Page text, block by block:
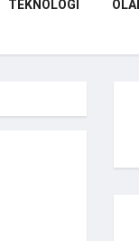
TEKNOLOGI